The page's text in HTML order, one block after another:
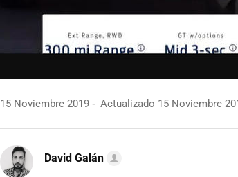
15 Noviembre 2019 Actualizado 15 Noviembre
David Galán